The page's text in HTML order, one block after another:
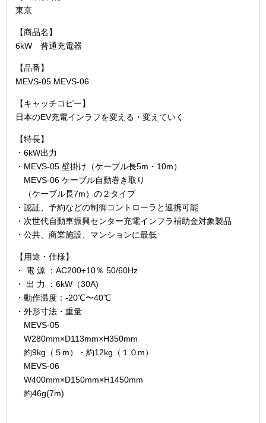
東京
【商品名】
6kW 普通充電器
【品番】
MEVS-05 MEVS-06
【キャッチコピー】
日本のEV充電インラフを変える・変えていく
【特長】
・6kW出力
・MEVS-05 壁掛け（ケーブル長5m・10m）
MEVS-06 ケーブル自動巻き取り
（ケーブル長7m）の２タイプ
・認証、予約などの制御コントローラと連携可能
・次世代自動車振興センター充電インフラ補助金対象製品
・公共、商業施設、マンションに最低
【用途・仕様】
・ 電 源 ：AC200±10％ 50/60Hz
・ 出 力 ：6kW（30A)
・動作温度：-20℃〜40℃
・外形寸法・重量
MEVS-05
W280mm×D113mm×H350mm
約9kg（５m）・約12kg（１０m）
MEVS-06
W400mm×D150mm×H1450mm
約46g(7m)